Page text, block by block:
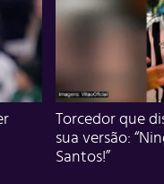
Torcedor que
sua versão:
Santos!”